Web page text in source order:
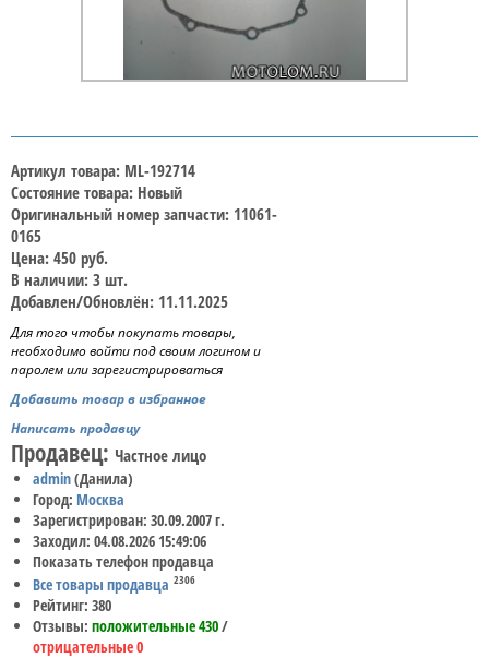
Артикул товара: ML-192714
Состояние товара: Новый
Оригинальный номер запчасти: 11061-
0165
Цена: 450 руб.
В наличии: 3 шт.
Добавлен/Обновлён: 11.11.2025
Для того чтобы покупать товары,
необходимо войти под своим логином и
паролем или зарегистрироваться
Добавить товар в избранное
Написать продавцу
Продавец: Частное лицо
admin(Данила)
Город: Москва
Зарегистрирован: 30.09.2007 г.
Заходил: 04.08.2026 15:49:06
Показать телефон продавца
Все товары продавца 2306
Рейтинг: 380
Отзывы: положительные 430/
отрицательные 0